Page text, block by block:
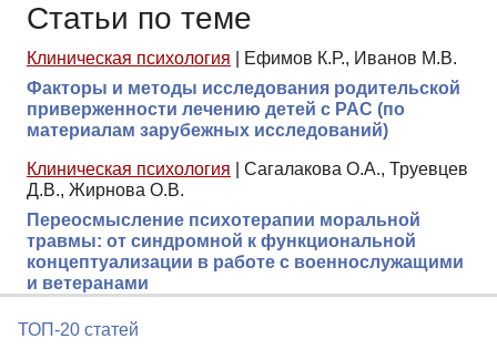
Статьи по теме
Клиническая психология
Ефимов К.Р., Иванов М.В.
Факторы и методы исследования родительской
приверженности лечению детей с РАС (по
материалам зарубежных исследований)
Клиническая психология
Сагалакова О.А., Труевцев
Д.В., Жирнова О.В.
Переосмысление психотерапии моральной
травмы: от синдромной к функциональной
концептуализации в работе с военнослужащими
и ветеранами
ТОП-20 статей